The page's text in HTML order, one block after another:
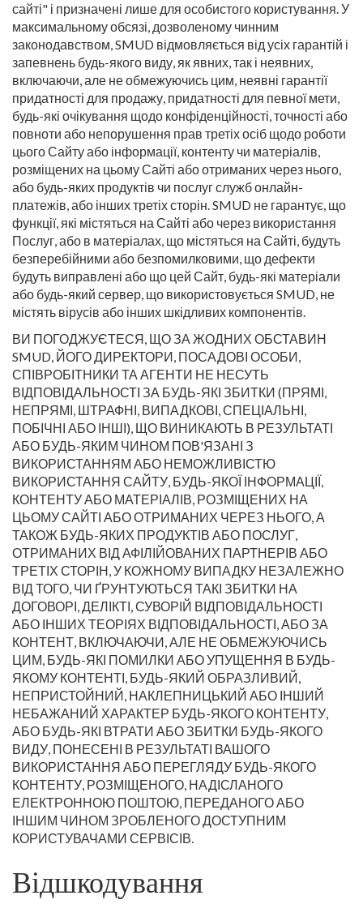
сайті" і призначені лише для особистого користування. У
максимальному обсязі, дозволеному чинним
законодавством, SMUD відмовляється від усіх гарантій і
запевнень будь-якого виду, як явних, так і неявних,
включаючи, але не обмежуючись цим, неявні гарантії
придатності для продажу, придатності для певної мети,
будь-які очікування щодо конфіденційності, точності або
повноти або непорушення прав третіх осіб щодо роботи
цього Сайту або інформації, контенту чи матеріалів,
розміщених на цьому Сайті або отриманих через нього,
або будь-яких продуктів чи послуг служб онлайн-
платежів, або інших третіх сторін. SMUD не гарантує, що
функції, які містяться на Сайті або через використання
Послуг, або в матеріалах, що містяться на Сайті, будуть
безперебійними або безпомилковими, що дефекти
будуть виправлені або що цей Сайт, будь-які матеріали
або будь-який сервер, що використовується SMUD, не
містять вірусів або інших шкідливих компонентів.
ВИ ПОГОДЖУЄТЕСЯ, ЩО ЗА ЖОДНИХ ОБСТАВИН
SMUD, ЙОГО ДИРЕКТОРИ, ПОСАДОВІ ОСОБИ,
СПІВРОБІТНИКИ ТА АГЕНТИ НЕ НЕСУТЬ
ВІДПОВІДАЛЬНОСТІ ЗА БУДЬ-ЯКІ ЗБИТКИ (ПРЯМІ,
НЕПРЯМІ, ШТРАФНІ, ВИПАДКОВІ, СПЕЦІАЛЬНІ,
ПОБІЧНІ АБО ІНШІ), ЩО ВИНИКАЮТЬ В РЕЗУЛЬТАТІ
АБО БУДЬ-ЯКИМ ЧИНОМ ПОВ'ЯЗАНІ З
ВИКОРИСТАННЯМ АБО НЕМОЖЛИВІСТЮ
ВИКОРИСТАННЯ САЙТУ, БУДЬ-ЯКОЇ ІНФОРМАЦІЇ,
КОНТЕНТУ АБО МАТЕРІАЛІВ, РОЗМІЩЕНИХ НА
ЦЬОМУ САЙТІ АБО ОТРИМАНИХ ЧЕРЕЗ НЬОГО, А
ТАКОЖ БУДЬ-ЯКИХ ПРОДУКТІВ АБО ПОСЛУГ,
ОТРИМАНИХ ВІД АФІЛІЙОВАНИХ ПАРТНЕРІВ АБО
ТРЕТІХ СТОРІН, У КОЖНОМУ ВИПАДКУ НЕЗАЛЕЖНО
ВІД ТОГО, ЧИ ҐРУНТУЮТЬСЯ ТАКІ ЗБИТКИ НА
ДОГОВОРІ, ДЕЛІКТІ, СУВОРІЙ ВІДПОВІДАЛЬНОСТІ
АБО ІНШИХ ТЕОРІЯХ ВІДПОВІДАЛЬНОСТІ, АБО ЗА
КОНТЕНТ, ВКЛЮЧАЮЧИ, АЛЕ НЕ ОБМЕЖУЮЧИСЬ
ЦИМ, БУДЬ-ЯКІ ПОМИЛКИ АБО УПУЩЕННЯ В БУДЬ-
ЯКОМУ КОНТЕНТІ, БУДЬ-ЯКИЙ ОБРАЗЛИВИЙ,
НЕПРИСТОЙНИЙ, НАКЛЕПНИЦЬКИЙ АБО ІНШИЙ
НЕБАЖАНИЙ ХАРАКТЕР БУДЬ-ЯКОГО КОНТЕНТУ,
АБО БУДЬ-ЯКІ ВТРАТИ АБО ЗБИТКИ БУДЬ-ЯКОГО
ВИДУ, ПОНЕСЕНІ В РЕЗУЛЬТАТІ ВАШОГО
ВИКОРИСТАННЯ АБО ПЕРЕГЛЯДУ БУДЬ-ЯКОГО
КОНТЕНТУ, РОЗМІЩЕНОГО, НАДІСЛАНОГО
ЕЛЕКТРОННОЮ ПОШТОЮ, ПЕРЕДАНОГО АБО
ІНШИМ ЧИНОМ ЗРОБЛЕНОГО ДОСТУПНИМ
КОРИСТУВАЧАМИ СЕРВІСІВ.
Відшкодування